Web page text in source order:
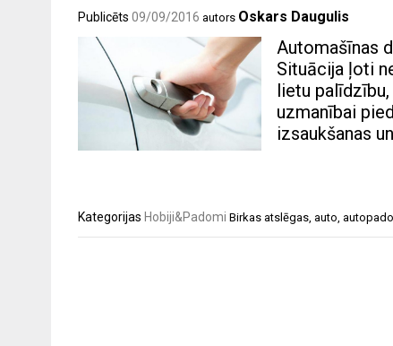
Publicēts 09/09/2016 autors Oskars Daugulis
Automašīnas
Situācija ļoti
lietu
uzmanībai
izsaukšanas
Kategorijas Hobiji&Padomi Birkas atslēgas, auto,